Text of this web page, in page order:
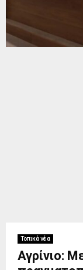
Τοπικά νέα
Αγρίνιο: